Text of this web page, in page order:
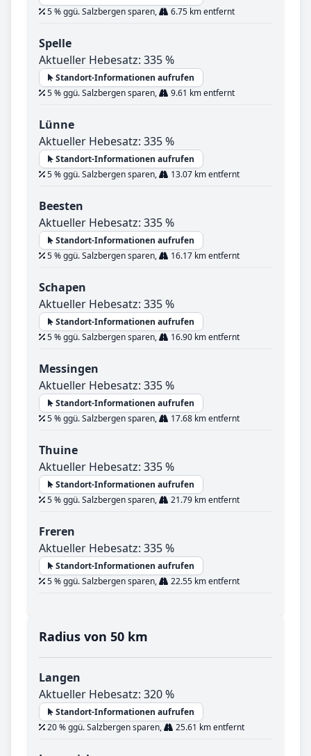
5 % ggü. Salzbergen sparen,
6.75 km entfernt
Spelle
Aktueller Hebesatz: 335 %
Standort-Informationen aufrufen
5 % ggü. Salzbergen sparen,
9.61 km entfernt
Lünne
Aktueller Hebesatz: 335 %
Standort-Informationen aufrufen
5 % ggü. Salzbergen sparen,
13.07 km entfernt
Beesten
Aktueller Hebesatz: 335 %
Standort-Informationen aufrufen
5 % ggü. Salzbergen sparen,
16.17 km entfernt
Schapen
Aktueller Hebesatz: 335 %
Standort-Informationen aufrufen
5 % ggü. Salzbergen sparen,
16.90 km entfernt
Messingen
Aktueller Hebesatz: 335 %
Standort-Informationen aufrufen
5 % ggü. Salzbergen sparen,
17.68 km entfernt
Thuine
Aktueller Hebesatz: 335 %
Standort-Informationen aufrufen
5 % ggü. Salzbergen sparen,
21.79 km entfernt
Freren
Aktueller Hebesatz: 335 %
Standort-Informationen aufrufen
5 % ggü. Salzbergen sparen,
22.55 km entfernt
Radius von 50 km
Langen
Aktueller Hebesatz: 320 %
Standort-Informationen aufrufen
20 % ggü. Salzbergen sparen,
25.61 km entfernt